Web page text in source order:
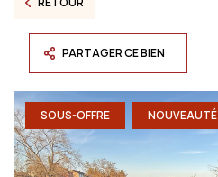
PARTAGER CE BIEN
SOUS-OFFRE NOUVEAUTÉ